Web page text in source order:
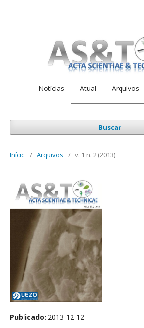
Notícias Atual Arquivos
Buscar
Início / Arquivos / v. 1 n. 2 (2013)
Publicado: 2013-12-12